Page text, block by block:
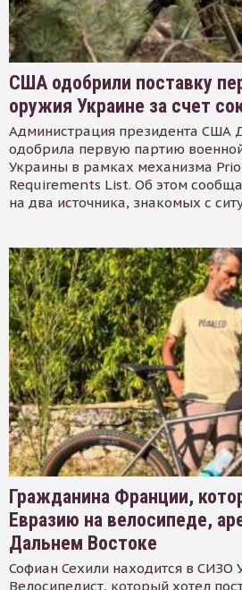
США одобрили поставку
оружия Украине за счет
Администрация президента США
одобрила первую партию
Украины в рамках механизма
Requirements List. Об этом
на два источника, знакомых с
Гражданина Франции,
Евразию на велосипеде,
Дальнем Востоке
Софиан Сехили находится в СИЗО
Велосипедист, который хотел